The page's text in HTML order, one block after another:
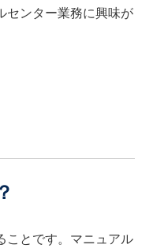
センター業務に興味が
ことです。マニュアル